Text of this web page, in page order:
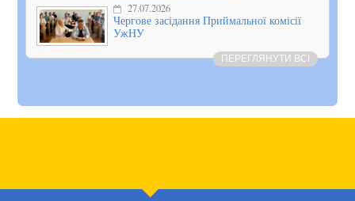
27.07.2026
Чергове засідання Приймальної комісії
УжНУ
ПЕРЕГЛЯНУТИ ВСІ